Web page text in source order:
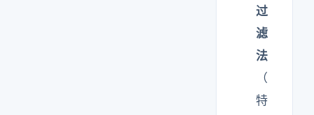
过
滤
法
（
特